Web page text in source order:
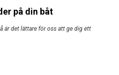
på din båt
är det lättare för oss att ge dig ett